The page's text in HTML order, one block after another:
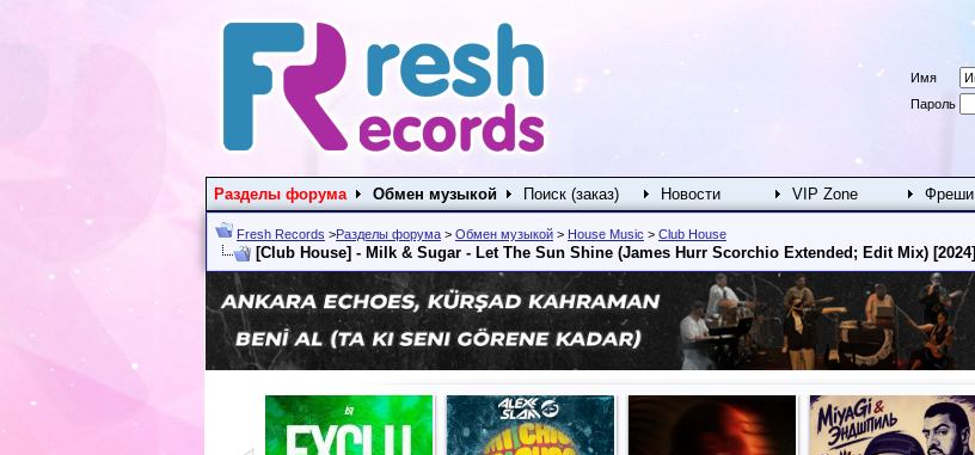
Имя
Пароль
Разделы форума Обмен музыкой Поиск (заказ) Новости VIP Zone Фреши
Fresh Records >Разделы форума > Обмен музыкой > House Music > Club House
[Club House] - Milk & Sugar - Let The Sun Shine (James Hurr Scorchio Extended; Edit Mix) [2024]